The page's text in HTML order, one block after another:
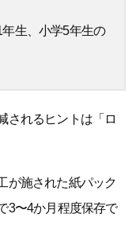
生、小学5年生の
されるヒントは「ロ
が施された紙パック
3〜4か月程度保存で